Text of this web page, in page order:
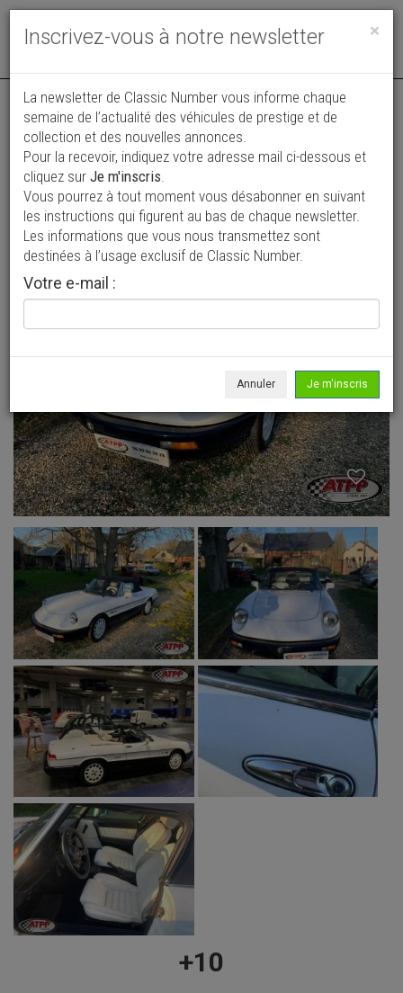
Toggle
Annonce publiée le 09/07/2026 ( il y a 31 jours )
Alfa Roméo Spider Série Limitée BEAUTÉ
28 000 €
1993 Cabriolet / roadster 38 697 km
+10
×
Inscrivez-vous à notre newsletter
La newsletter de Classic Number vous informe chaque
semaine de l’actualité des véhicules de prestige et de
collection et des nouvelles annonces.
Pour la recevoir, indiquez votre adresse mail ci-dessous et
cliquez sur Je m'inscris.
Vous pourrez à tout moment vous désabonner en suivant
les instructions qui figurent au bas de chaque newsletter.
Les informations que vous nous transmettez sont
destinées à l’usage exclusif de Classic Number.
Votre e-mail :
Annuler Je m'inscris